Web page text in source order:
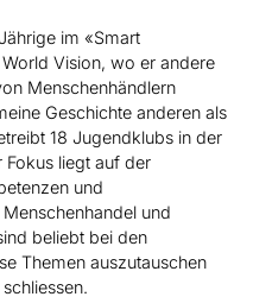
im «Smart
Vision, wo er andere
Menschenhändlern
Geschichte anderen als
18 Jugendklubs in der
Fokus liegt auf der
und
und
beliebt bei den
Themen auszutauschen